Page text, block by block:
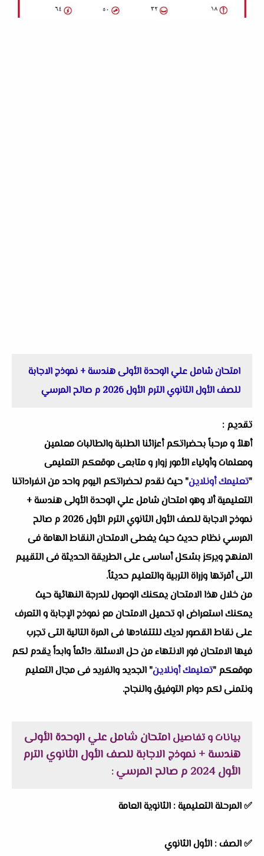
امتحان شامل علي الوحدة الأولى هندسة + نموذج الاجابة
للصف الأول الثانوي الترم الأول 2026 م صالح المرسي
تقديم :
أهلاُ و مرحباً بحضراتكم أعزائنا الطلبة والطالبات معلمين
ومعلمات وأولياء الأمور زوار و متابعى موقعكم التعليمى
"تعليمك أونلاين" حيث نقدم لحضراتكم اليوم واحد من انفراداتنا
التعليمية ألا وهو امتحان شامل علي الوحدة الأولى هندسة +
نموذج الاجابة للصف الأول الثانوي الترم الأول 2026 م صالح
المرسي نظام حديث حيث يغطى الامتحان النقاط الهامة فى
المنهج ويركز بشكل أساسى على الطريقة الحديثة فى التقييم
التى أقرتها وزراة التربية والتعليم حديثاً.
من خلال هذا الامتحان يمكنك الوصول للدرجة النهائية حيث
يمكنك استعراض او تحميل الامتحان مع نموذج الإجابة و التعرف
على نقاط القصور لديك للتتفادها فى المرة التالية التى تجرب
فيها الامتحان فور الانتهاء من حل الاسئلة. دائماً وابداً يقدم لكم
موقعكم "تعليمك أونلاين" الجديد والفريد فى مجال التعليم
ونتمنى لكم دوام التوفيق والنجاح.
بيانات و تفاصيلامتحان شامل علي الوحدة الأولى
هندسة + نموذج الاجابة للصف الأول الثانوي الترم
الأول 2024 م صالح المرسي
:
✅المرحلة التعليمية : الثانوية العامة
✅الصف : الأول الثانوي